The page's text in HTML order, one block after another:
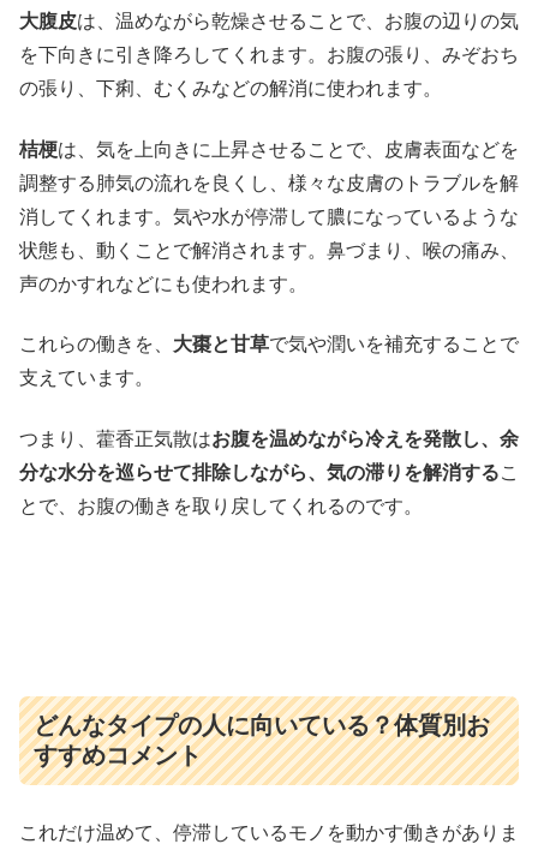
大腹皮は、温めながら乾燥させることで、お腹の辺りの気
を下向きに引き降ろしてくれます。お腹の張り、みぞおち
の張り、下痢、むくみなどの解消に使われます。
桔梗は、気を上向きに上昇させることで、皮膚表面などを
調整する肺気の流れを良くし、様々な皮膚のトラブルを解
消してくれます。気や水が停滞して膿になっているような
状態も、動くことで解消されます。鼻づまり、喉の痛み、
声のかすれなどにも使われます。
これらの働きを、 大棗と甘草で気や潤いを補充することで
支えています。
つまり、藿香正気散はお腹を温めながら冷えを発散し、余
分な水分を巡らせて排除しながら、気の滞りを解消するこ
とで、お腹の働きを取り戻してくれるのです。
どんなタイプの人に向いている？体質別お
すすめコメント
これだけ温めて、停滞しているモノを動かす働きがありま